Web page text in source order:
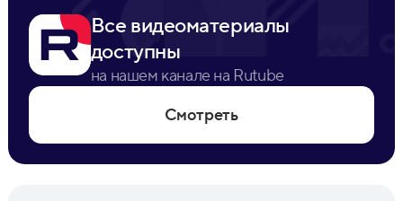
Все видеоматериалы
доступны
на нашем канале на Rutube
Смотреть